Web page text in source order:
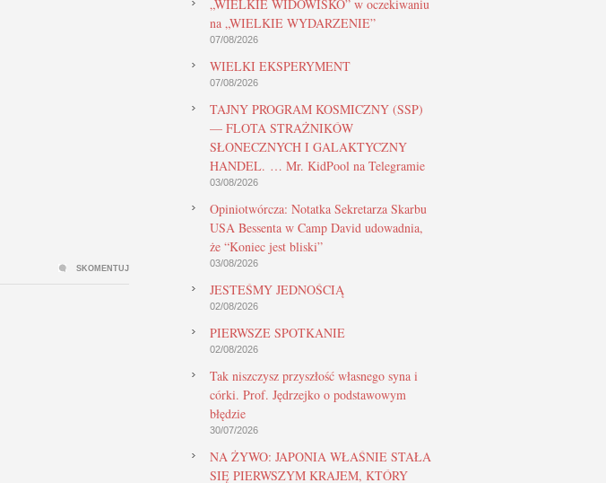
SKOMENTUJ
„WIELKIE WIDOWISKO” w oczekiwaniu
na „WIELKIE WYDARZENIE”
07/08/2026
WIELKI EKSPERYMENT
07/08/2026
TAJNY PROGRAM KOSMICZNY (SSP)
— FLOTA STRAŻNIKÓW
SŁONECZNYCH I GALAKTYCZNY
HANDEL. … Mr. KidPool na Telegramie
03/08/2026
Opiniotwórcza: Notatka Sekretarza Skarbu
USA Bessenta w Camp David udowadnia,
że “Koniec jest bliski”
03/08/2026
JESTEŚMY JEDNOŚCIĄ
02/08/2026
PIERWSZE SPOTKANIE
02/08/2026
Tak niszczysz przyszłość własnego syna i
córki. Prof. Jędrzejko o podstawowym
błędzie
30/07/2026
NA ŻYWO: JAPONIA WŁAŚNIE STAŁA
SIĘ PIERWSZYM KRAJEM, KTÓRY